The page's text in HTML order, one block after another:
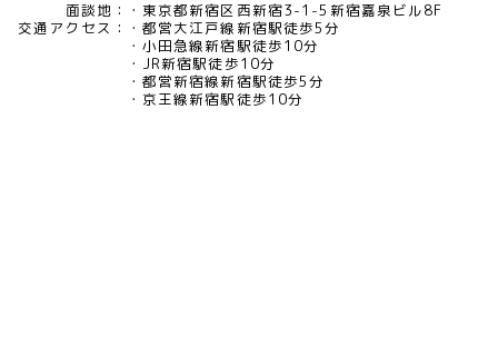
面談地：
東京都新宿区西新宿3-1-5新宿嘉泉ビル8F
交通アクセス：
都営大江戸線新宿駅徒歩5分
小田急線新宿駅徒歩10分
JR新宿駅徒歩10分
都営新宿線新宿駅徒歩5分
京王線新宿駅徒歩10分